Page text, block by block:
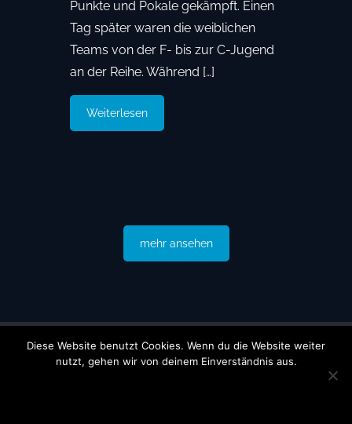
Punkte und Pokale gekämpft. Einen
Tag später waren die weiblichen
Teams von der F- bis zur C-Jugend
an der Reihe. Während […]
Weiterlesen
mehr ansehen
Unsere
Jugendförderer
Diese Website benutzt Cookies. Wenn du die Website weiter
nutzt, gehen wir von deinem Einverständnis aus.